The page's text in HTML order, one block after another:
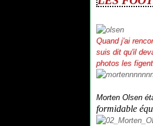
Quand j'ai
suis dit qu'il
photos les
Morten Olsen
formidable